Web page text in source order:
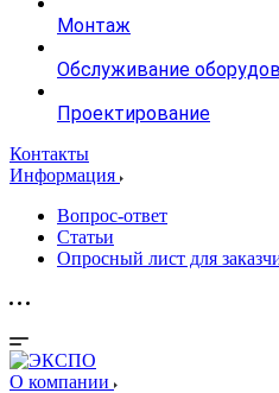
Монтаж
Обслуживание
Проектирование
Контакты
Информация
Вопрос-ответ
Статьи
Опросный лист для
О компании